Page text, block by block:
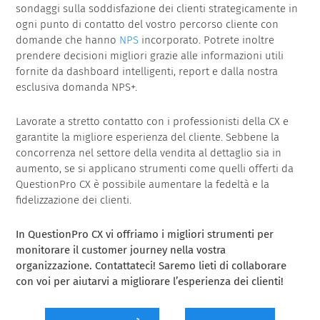
sondaggi sulla soddisfazione dei clienti strategicamente in
ogni punto di contatto del vostro percorso cliente con
domande che hanno NPS incorporato. Potrete inoltre
prendere decisioni migliori grazie alle informazioni utili
fornite da dashboard intelligenti, report e dalla nostra
esclusiva domanda NPS+.
Lavorate a stretto contatto con i professionisti della CX e
garantite la migliore esperienza del cliente. Sebbene la
concorrenza nel settore della vendita al dettaglio sia in
aumento, se si applicano strumenti come quelli offerti da
QuestionPro CX è possibile aumentare la fedeltà e la
fidelizzazione dei clienti.
In QuestionPro CX vi offriamo i migliori strumenti per
monitorare il customer journey nella vostra
organizzazione. Contattateci! Saremo lieti di collaborare
con voi per aiutarvi a migliorare l’esperienza dei clienti!